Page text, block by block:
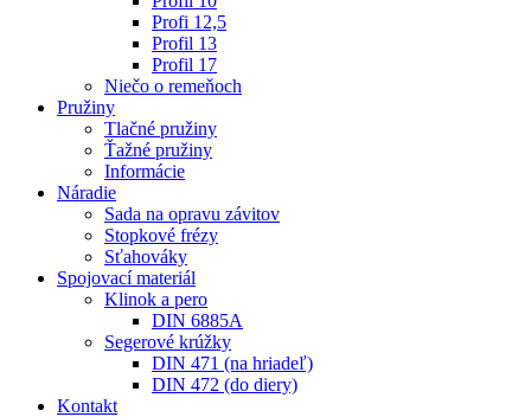
Profi 12,5
Profil 13
Profil 17
Niečo o remeňoch
Pružiny
Tlačné pružiny
Ťažné pružiny
Informácie
Náradie
Sada na opravu závitov
Stopkové frézy
Sťahováky
Spojovací materiál
Klinok a pero
DIN 6885A
Segerové krúžky
DIN 471 (na hriadeľ)
DIN 472 (do diery)
Kontakt